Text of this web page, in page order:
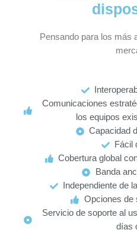
Pensando para los más
Comunicaciones
los equipos
Capacidad
Fácil
Cobertura global
Banda
Independiente de
Opciones de
Servicio de soporte al
días